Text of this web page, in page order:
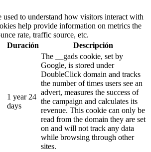
used to understand how visitors interact with
help provide information on metrics the
rate, traffic source, etc.
Duración Descripción
1 year 24
days
The __gads cookie, set by
Google, is stored under
DoubleClick domain and tracks
the number of times users see an
advert, measures the success of
the campaign and calculates its
revenue. This cookie can only be
read from the domain they are set
on and will not track any data
while browsing through other
sites.